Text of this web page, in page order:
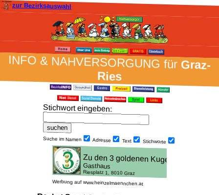
zur Bezirksauswahl
INFO & NAH­VER­SORG­UNG fürGraz-
Ries
Stich­wort ein­geben:
Suche im Namen Adresse Text Stich­worte
Werbung auf www.heinzelmaennchen.at